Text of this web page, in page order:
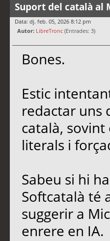
Suport del català
Data: dj. feb. 05, 2026 8:12 pm
Autor: LibreTronc (Entrades: 3)
Bones.
Estic
redactar uns
català,
literals i
Sabeu si hi
Softcatalà té
suggerir a
enrere en IA.